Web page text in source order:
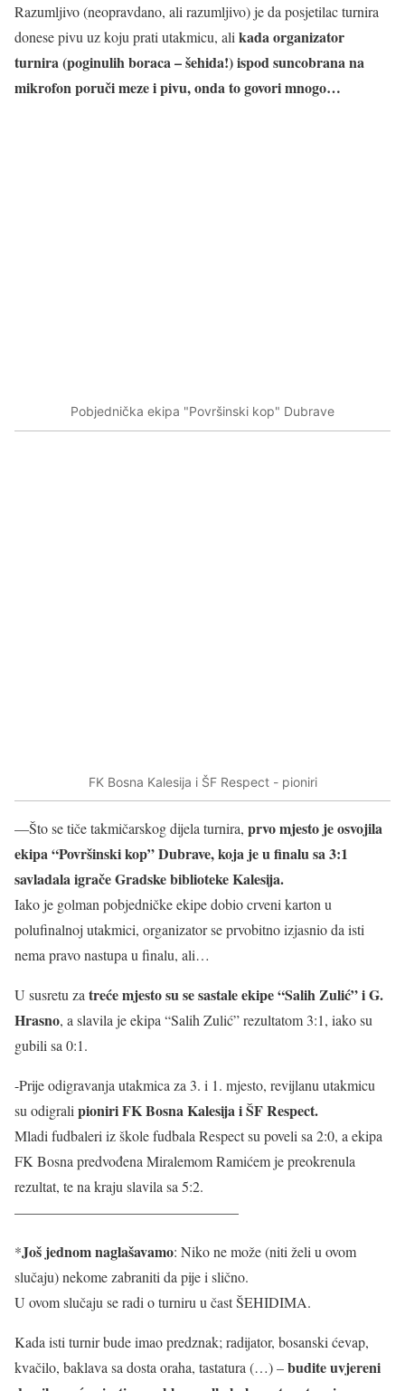
Razumljivo (neopravdano, ali razumljivo) je da posjetilac turnira
donese pivu uz koju prati utakmicu, ali kada organizator
turnira (poginulih boraca – šehida!) ispod suncobrana na
mikrofon poruči meze i pivu, onda to govori mnogo…
Pobjednička ekipa "Površinski kop" Dubrave
FK Bosna Kalesija i ŠF Respect - pioniri
—Što se tiče takmičarskog dijela turnira, prvo mjesto je osvojila
ekipa “Površinski kop” Dubrave, koja je u finalu sa 3:1
savladala igrače Gradske biblioteke Kalesija.
Iako je golman pobjedničke ekipe dobio crveni karton u
polufinalnoj utakmici, organizator se prvobitno izjasnio da isti
nema pravo nastupa u finalu, ali…
U susretu zatreće mjesto su se sastale ekipe “Salih Zulić” i G.
Hrasno, a slavila je ekipa “Salih Zulić” rezultatom 3:1, iako su
gubili sa 0:1.
-Prije odigravanja utakmica za 3. i 1. mjesto, revijlanu utakmicu
su odigralipioniri FK Bosna Kalesija i ŠF Respect.
Mladi fudbaleri iz škole fudbala Respect su poveli sa 2:0, a ekipa
FK Bosna predvođena Miralemom Ramićem je preokrenula
rezultat, te na kraju slavila sa 5:2.
———————————————–
*Još jednom naglašavamo: Niko ne može (niti želi u ovom
slučaju) nekome zabraniti da pije i slično.
U ovom slučaju se radi o turniru u čast ŠEHIDIMA.
Kada isti turnir bude imao predznak; radijator, bosanski ćevap,
kvačilo, baklava sa dosta oraha, tastatura (…) –budite uvjereni